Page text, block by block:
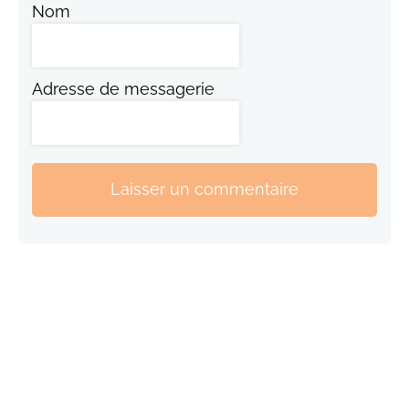
Nom
Adresse de messagerie
Laisser un commentaire